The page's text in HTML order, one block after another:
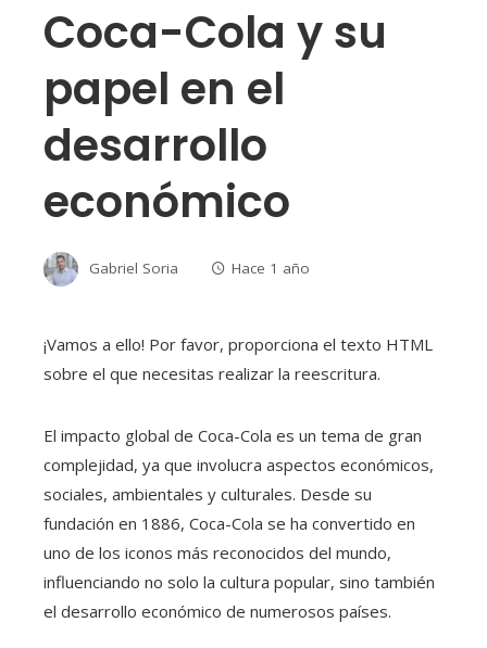
Coca-Cola y su
papel en el
desarrollo
económico
Gabriel Soria Hace 1 año
¡Vamos a ello! Por favor, proporciona el texto HTML
sobre el que necesitas realizar la reescritura.
El impacto global de Coca-Cola es un tema de gran
complejidad, ya que involucra aspectos económicos,
sociales, ambientales y culturales. Desde su
fundación en 1886, Coca-Cola se ha convertido en
uno de los iconos más reconocidos del mundo,
influenciando no solo la cultura popular, sino también
el desarrollo económico de numerosos países.